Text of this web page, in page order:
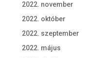
2022. november
2022. október
2022. szeptember
2022. május